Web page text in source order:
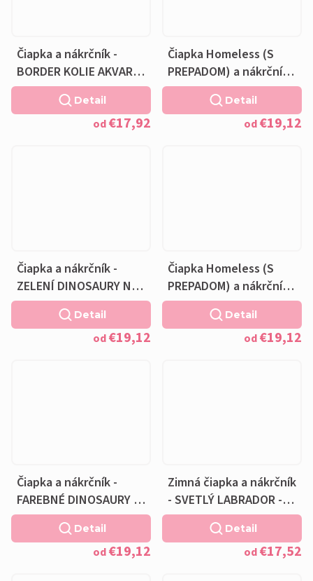
Čiapka a nákrčník -
BORDER KOLIE AKVAREL
- bavlnená čierna
podšívka
od€17,92
Detail
Čiapka Homeless (S
PREPADOM) a nákrčník -
ZELENÍ DINOSAURY NA
BIELE - bavlnená khaki
od€19,12
Detail
Čiapka a nákrčník -
ZELENÍ DINOSAURY NA
BIELE - bavlnená khaki
podšívka
od€19,12
Detail
Čiapka Homeless (S
PREPADOM) a nákrčník -
FAREBNÉ DINOSAURY -
bavlnená čierna
od€19,12
Detail
Čiapka a nákrčník -
FAREBNÉ DINOSAURY -
bavlnená čierna
podšívka
od€19,12
Detail
Zimná čiapka a nákrčník
- SVETLÝ LABRADOR -
fleecová čierna
podšívka
od€17,52
Detail